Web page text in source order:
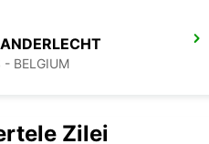
- BELGIUM
Zilei